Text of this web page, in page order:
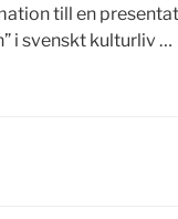
till en
i svenskt kulturliv …